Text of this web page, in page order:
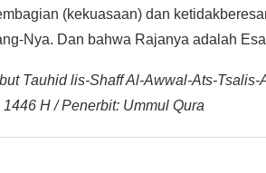
(kekuasaan) dan
Nya. Dan bahwa Rajanya adalah
Tauhid lis-Shaff Al-Awwal-Ats-
Η / Penerbit: Ummul Qura